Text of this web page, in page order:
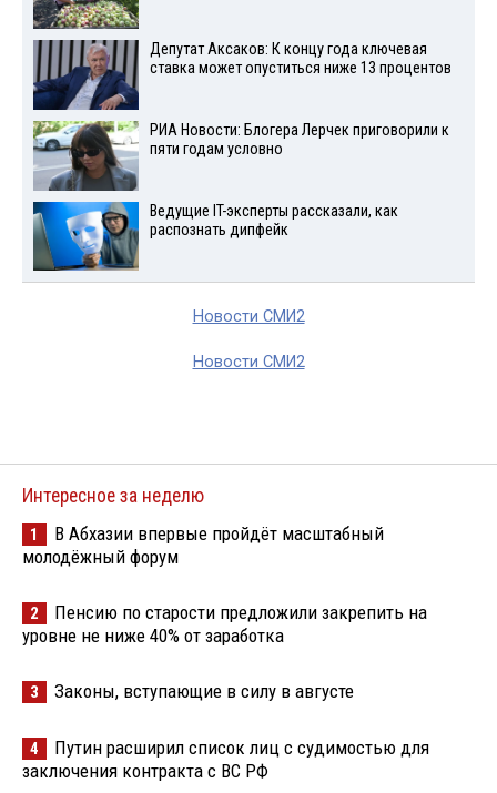
Депутат Аксаков: К концу года ключевая
ставка может опуститься ниже 13 процентов
РИА Новости: Блогера Лерчек приговорили к
пяти годам условно
Ведущие IT-эксперты рассказали, как
распознать дипфейк
Новости СМИ2
Новости СМИ2
Интересное за неделю
1
В Абхазии впервые пройдёт масштабный
молодёжный форум
2
Пенсию по старости предложили закрепить на
уровне не ниже 40% от заработка
3 Законы, вступающие в силу в августе
4
Путин расширил список лиц с судимостью для
заключения контракта с ВС РФ